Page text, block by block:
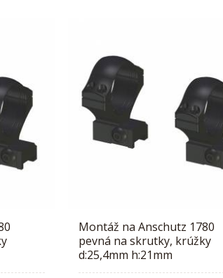
Montáž na Anschutz 1780
pevná na skrutky, krúžky
d:25,4mm h:21mm